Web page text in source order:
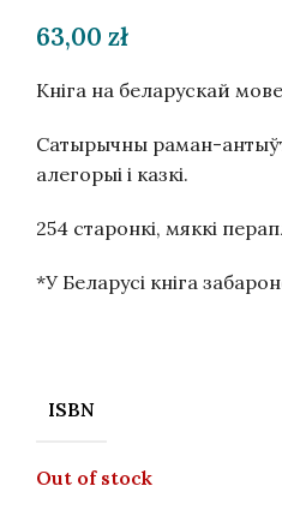
63,00 zł
Кніга на беларускай
Сатырычны раман-
алегорыі і казкі.
254 старонкі, мяккі
*У Беларусі кніга
ISBN
Out of stock